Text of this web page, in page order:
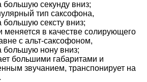
большую секунду вниз;
тип саксофона,
большую сексту вниз;
меняется в качестве солирующего
с альт-саксофоном,
большую нону вниз;
большими габаритами и
звучанием, транспонирует на